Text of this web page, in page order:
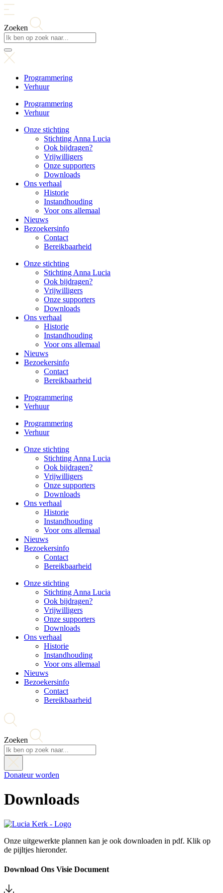
Zoeken
Programmering
Verhuur
Programmering
Verhuur
Onze stichting
Stichting Anna Lucia
Ook bijdragen?
Vrijwilligers
Onze supporters
Downloads
Ons verhaal
Historie
Instandhouding
Voor ons allemaal
Nieuws
Bezoekersinfo
Contact
Bereikbaarheid
Onze stichting
Stichting Anna Lucia
Ook bijdragen?
Vrijwilligers
Onze supporters
Downloads
Ons verhaal
Historie
Instandhouding
Voor ons allemaal
Nieuws
Bezoekersinfo
Contact
Bereikbaarheid
Programmering
Verhuur
Programmering
Verhuur
Onze stichting
Stichting Anna Lucia
Ook bijdragen?
Vrijwilligers
Onze supporters
Downloads
Ons verhaal
Historie
Instandhouding
Voor ons allemaal
Nieuws
Bezoekersinfo
Contact
Bereikbaarheid
Onze stichting
Stichting Anna Lucia
Ook bijdragen?
Vrijwilligers
Onze supporters
Downloads
Ons verhaal
Historie
Instandhouding
Voor ons allemaal
Nieuws
Bezoekersinfo
Contact
Bereikbaarheid
Zoeken
Donateur worden
Downloads
Onze uitgewerkte plannen kan je ook downloaden in pdf. Klik op
de pijltjes hieronder.
Download Ons Visie Document